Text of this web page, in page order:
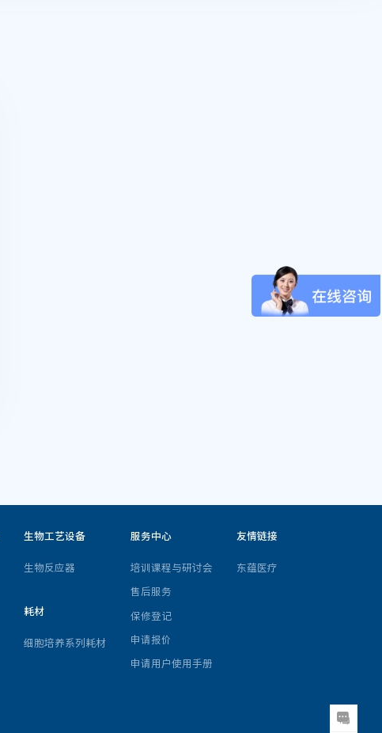
生物工艺设备
生物反应器
耗材
细胞培养系列耗材
服务中心
培训课程与研讨会
售后服务
保修登记
申请报价
申请用户使用手册
友情链接
东蕴医疗